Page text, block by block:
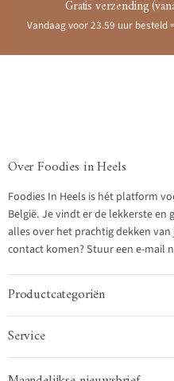
Gratis verzending
Vandaag voor 23.59 uur besteld
Over Foodies in Heels
Foodies In Heels is hét platform
België. Je vindt er de lekkerste en
alles over het prachtig dekken
contact komen? Stuur een e-mail
Productcategoriën
Service